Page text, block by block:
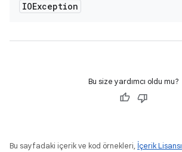
IOException
Bu size yardımcı oldu mu?
Bu sayfadaki içerik ve kod örnekleri, İçerik Lisansı